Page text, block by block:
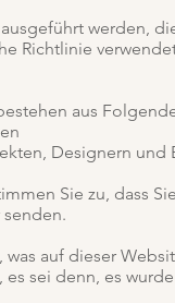
werden,
Richtlinie
aus
Designern
Sie zu, dass
auf dieser
sei denn, es